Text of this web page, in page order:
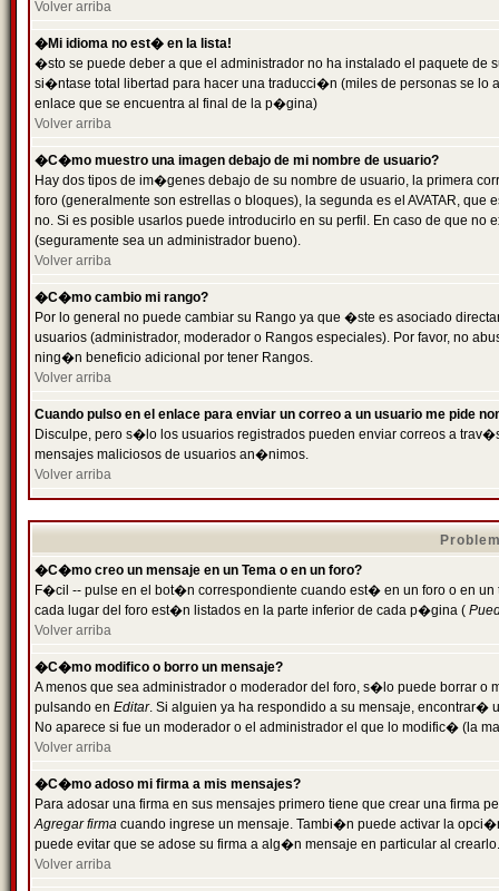
Volver arriba
�Mi idioma no est� en la lista!
�sto se puede deber a que el administrador no ha instalado el paquete
si�ntase total libertad para hacer una traducci�n (miles de personas se
enlace que se encuentra al final de la p�gina)
Volver arriba
�C�mo muestro una imagen debajo de mi nombre de usuario?
Hay dos tipos de im�genes debajo de su nombre de usuario, la primera
foro (generalmente son estrellas o bloques), la segunda es el AVATAR,
no. Si es posible usarlos puede introducirlo en su perfil. En caso de que
(seguramente sea un administrador bueno).
Volver arriba
�C�mo cambio mi rango?
Por lo general no puede cambiar su Rango ya que �ste es asociado
usuarios (administrador, moderador o Rangos especiales). Por favor, no
ning�n beneficio adicional por tener Rangos.
Volver arriba
Cuando pulso en el enlace para enviar un correo a un usuario me pide
Disculpe, pero s�lo los usuarios registrados pueden enviar correos a
mensajes maliciosos de usuarios an�nimos.
Volver arriba
�C�mo creo un mensaje en un Tema o en un foro?
F�cil -- pulse en el bot�n correspondiente cuando est� en un foro o en
cada lugar del foro est�n listados en la parte inferior de cada p�gina (
Volver arriba
�C�mo modifico o borro un mensaje?
A menos que sea administrador o moderador del foro, s�lo puede borrar o
pulsando en Editar. Si alguien ya ha respondido a su mensaje, encontrar�
No aparece si fue un moderador o el administrador el que lo modific� (la
Volver arriba
�C�mo adoso mi firma a mis mensajes?
Para adosar una firma en sus mensajes primero tiene que crear una firma
Agregar firma cuando ingrese un mensaje. Tambi�n puede activar la
puede evitar que se adose su firma a alg�n mensaje en particular al crearlo.
Volver arriba